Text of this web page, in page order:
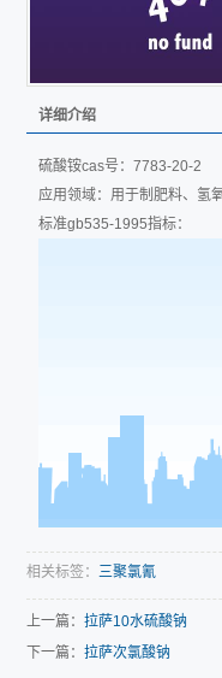
详细介绍
硫酸铵cas号：7783-20-
应用领域：用于制肥料、
标准gb535-1995指标：
相关标签： 三聚氯氰
上一篇： 拉萨10水硫酸钠
下一篇： 拉萨次氯酸钠